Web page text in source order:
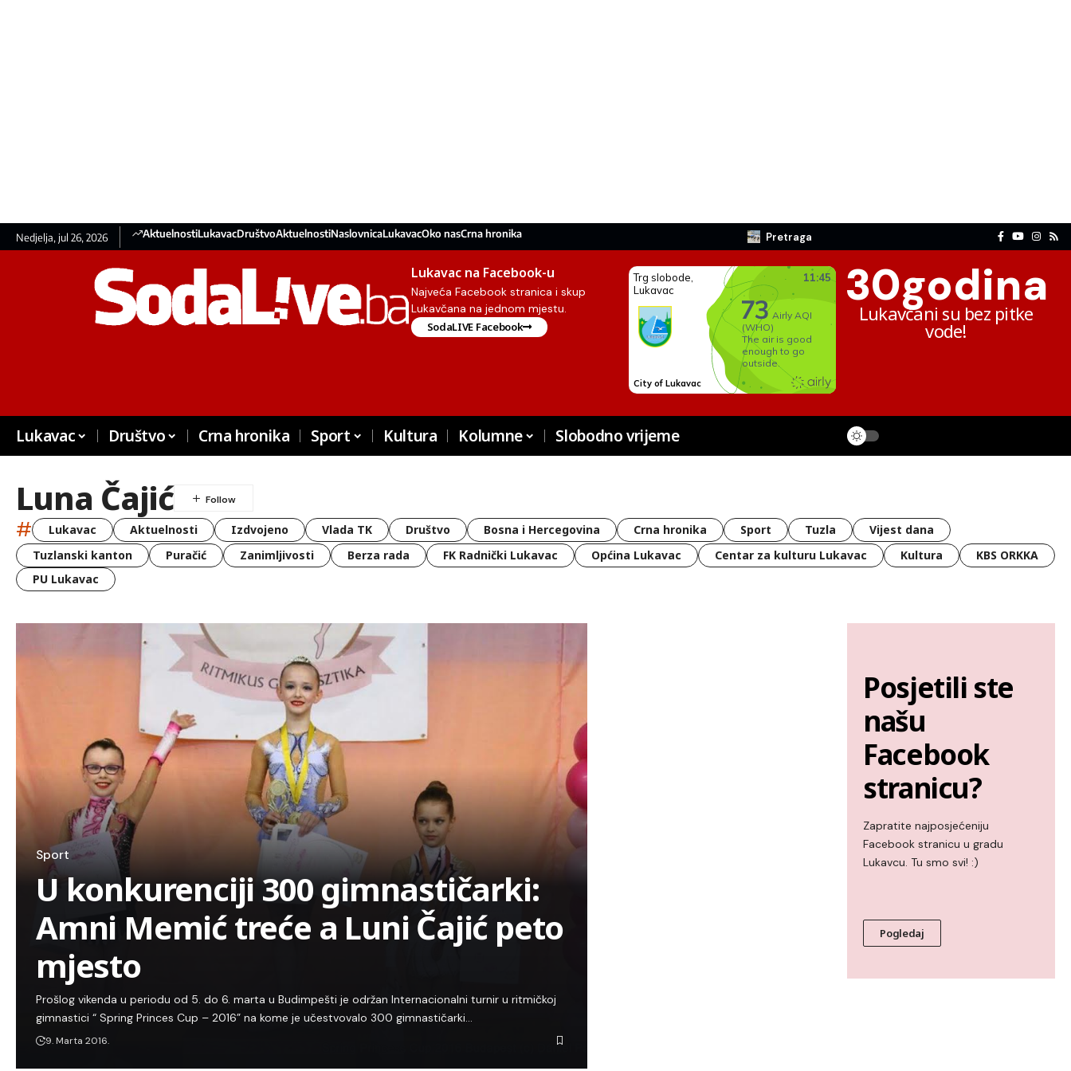
Nedjelja, jul 26, 2026 AktuelnostiLukavacDruštvoAktuelnostiNaslovnicaLukavacOko nasCrna hronika Pretraga
Lukavac na Facebook-u
Najveća Facebook stranica i skup
Lukavčana na jednom mjestu.
SodaLIVE Facebook
30godina
Lukavčani su bez pitke
vode!
Lukavac Društvo Crna hronika Sport Kultura Kolumne Slobodno vrijeme
Luna Čajić
# Lukavac Aktuelnosti Izdvojeno Vlada TK Društvo Bosna i Hercegovina Crna hronika Sport Tuzla
Vijest dana
Tuzlanski kanton
Puračić Zanimljivosti Berza rada FK Radnički Lukavac Općina Lukavac Centar za kulturu Lukavac Kultura
KBS ORKKA
PU Lukavac
Sport
U konkurenciji 300 gimnastičarki:
Amni Memić treće a Luni Čajić peto
mjesto
Prošlog vikenda u periodu od 5. do 6. marta u Budimpešti je održan Internacionalni turnir u ritmičkoj
gimnastici “ Spring Princes Cup – 2016” na kome je učestvovalo 300 gimnastičarki…
9. Marta 2016.
Posjetili ste
našu
Facebook
stranicu?
Zapratite najposjećeniju
Facebook stranicu u gradu
Lukavcu. Tu smo svi! :)
Pogledaj